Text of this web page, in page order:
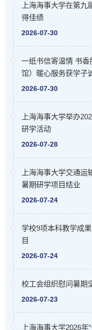
上海海事大学在第
得佳绩
2026-07-30
一纸书信寄温情 书
馆）暖心服务获学子
2026-07-30
上海海事大学举办
研学活动
2026-07-28
上海海事大学交通
暑期研学项目结业
2026-07-24
学校9项本科教学成
目
2026-07-24
校工会组织慰问暑期
2026-07-23
上海海事大学2026